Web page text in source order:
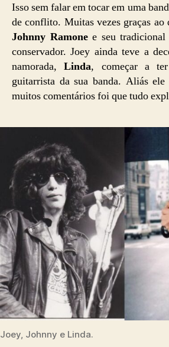
Isso sem falar em tocar em uma
de conflito. Muitas vezes graças
Johnny Ramonee seu
conservador. Joey ainda teve a
namorada,Linda, começar a
guitarrista da sua banda. Aliás
muitos comentários foi que tudo
Joey, Johnny e Linda.